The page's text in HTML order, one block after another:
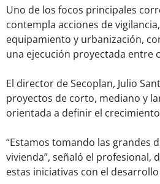
Uno de los focos principales
contempla acciones de
equipamiento y urbanización,
una ejecución proyectada entre
El director de Secoplan, Julio
proyectos de corto, mediano y
orientada a definir el
“Estamos tomando las grandes
vivienda”, señaló el profesional,
estas iniciativas con el